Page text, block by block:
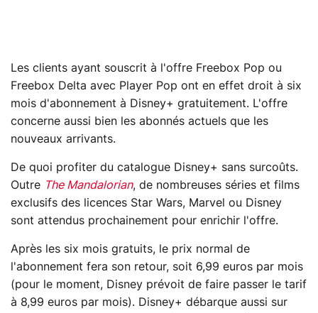
Les clients ayant souscrit à l'offre Freebox Pop ou
Freebox Delta avec Player Pop ont en effet droit à six
mois d'abonnement à Disney+ gratuitement. L'offre
concerne aussi bien les abonnés actuels que les
nouveaux arrivants.
De quoi profiter du catalogue Disney+ sans surcoûts.
Outre The Mandalorian, de nombreuses séries et films
exclusifs des licences Star Wars, Marvel ou Disney
sont attendus prochainement pour enrichir l'offre.
Après les six mois gratuits, le prix normal de
l'abonnement fera son retour, soit 6,99 euros par mois
(pour le moment, Disney prévoit de faire passer le tarif
à 8,99 euros par mois). Disney+ débarque aussi sur